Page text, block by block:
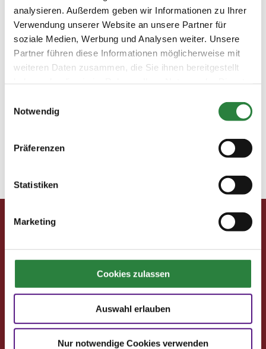
analysieren. Außerdem geben wir Informationen zu Ihrer
Verwendung unserer Website an unsere Partner für
soziale Medien, Werbung und Analysen weiter. Unsere
Partner führen diese Informationen möglicherweise mit
weiteren Daten zusammen, die Sie ihnen bereitgestellt
Notwendig
Präferenzen
Statistiken
Marketing
Cookies zulassen
Auswahl erlauben
Nur notwendige Cookies verwenden
Reitausbildung Das richtige (Grund-)Tempo finden
Takt, Tempo, Rhythmus, Fleiß – Worte,...
UNESCO Immaterielles Kulturerbe: Ein Titel für
Trakehner
 Vorheriger Artikel Ausgabe 09/2022WM 2022 in
Ausgabe 09/2022Das 1×1 der Reitausbildung: Das
Immaterielles Kulturerbe Ein Titel für Trakehner Vom
„besten Soldatenpferd der...
« Ältere Einträge Nächste Einträge »
Pferd & Mensch digital
Fragen und Antworten
Clubmitglieder